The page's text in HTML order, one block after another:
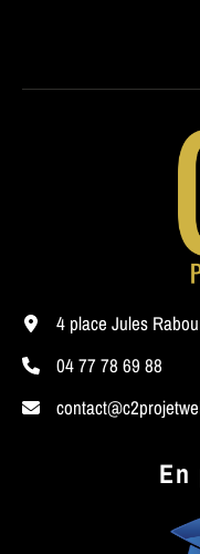
4 place Jules
04 77 78 69 88